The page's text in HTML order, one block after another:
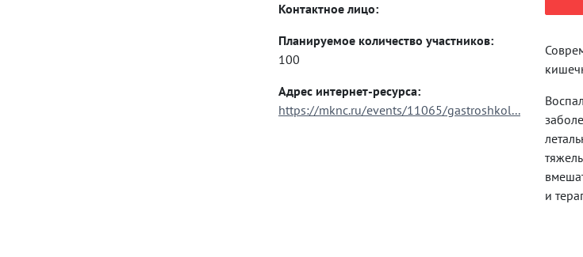
Контактное лицо:
Планируемое количество участников:
100
Адрес интернет-ресурса:
https://mknc.ru/events/11065/gastroshkol...
и